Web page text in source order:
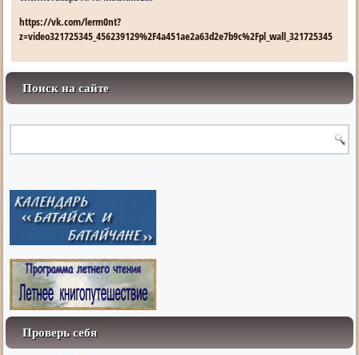
https://vk.com/lerm0nt?
z=video321725345_456239129%2F4a451ae2a63d2e7b9c%2Fpl_wall_321725345
Поиск на сайте
Проверь себя